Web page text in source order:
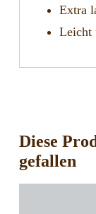
Extra
Leicht
Diese
gefallen